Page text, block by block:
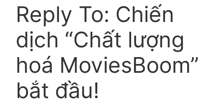
Reply To: Chiến
dịch “Chất lượng
hoá MoviesBoom”
bắt đầu!